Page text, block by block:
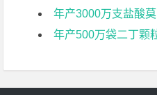
年产3000万支盐酸莫西沙
年产500万袋二丁颗